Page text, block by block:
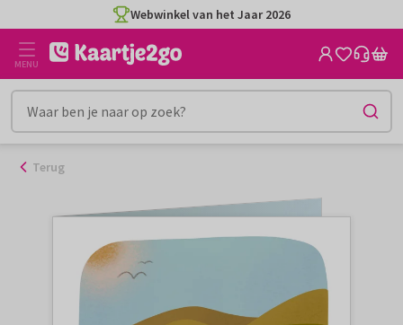
naar
inhoud
Webwinkel van het Jaar 2026
MENU
Terug